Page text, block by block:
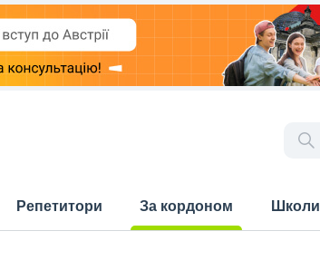
Репетитори
За кордоном
Школи